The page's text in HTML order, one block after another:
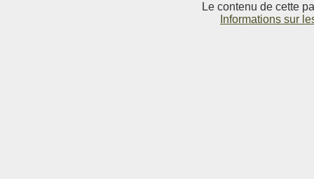
Le contenu de cette
Informations sur